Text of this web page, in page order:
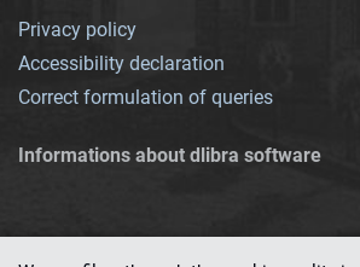
Privacy policy
Accessibility declaration
Correct formulation of queries
Informations about dlibra software